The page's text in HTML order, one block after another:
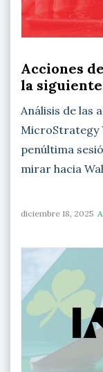
Acciones
la
Análisis de las
MicroStrategy
penúltima
mirar hacia
diciembre 18, 2025